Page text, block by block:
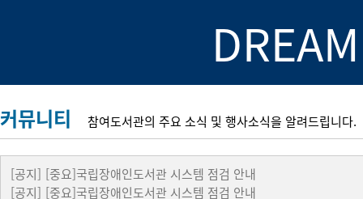
DREAM
커뮤니티 참여도서관의 주요 소식 및 행사소식을 알려드립니다.
[공지] [중요]국립장애인도서관 시스템 점검 안내
[공지] [중요]국립장애인도서관 시스템 점검 안내